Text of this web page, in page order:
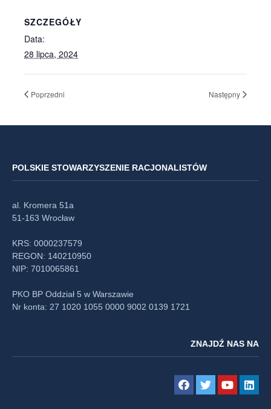
SZCZEGÓŁY
Data:
28 lipca, 2024
Poprzedni Następny
POLSKIE STOWARZYSZENIE RACJONALISTÓW
al. Kromera 51a
51-163 Wrocław
KRS: 0000237579
REGON: 140210950
NIP: 7010065861
PKO BP Oddział 5 w Warszawie
Nr konta: 27 1020 1055 0000 9002 0139 1721
ZNAJDŹ NAS NA